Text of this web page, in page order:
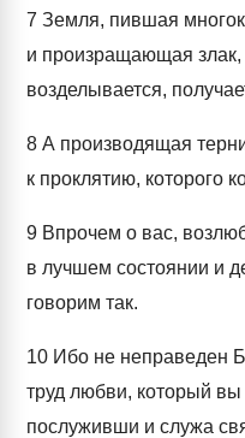
7 Земля, пившая
и произращающая
возделывается,
8 А производящая
к проклятию, которого
9 Впрочем о вас,
в лучшем состоянии и
говорим так.
10 Ибо не неправеден
труд любви, который
послуживши и служа